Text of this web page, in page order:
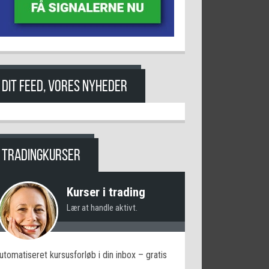
DIT FEED, VORES NYHEDER
TRADINGKURSER
Kurser i trading
Lær at handle aktivt.
kursusforløb i din inbox – gratis